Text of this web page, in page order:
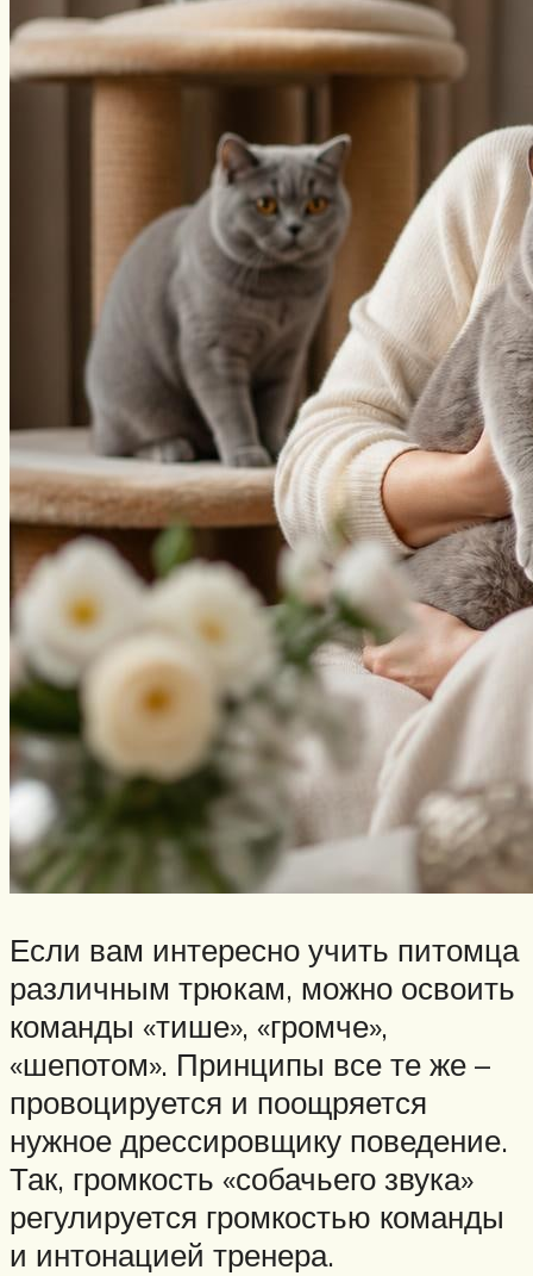
Если вам интересно учить питомца
различным трюкам, можно освоить
команды «тише», «громче»,
«шепотом». Принципы все те же –
провоцируется и поощряется
нужное дрессировщику поведение.
Так, громкость «собачьего звука»
регулируется громкостью команды
и интонацией тренера.